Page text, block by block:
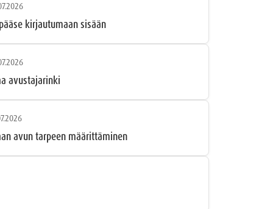
kirjautumaan sisään
avustajarinki
avun tarpeen määrittäminen